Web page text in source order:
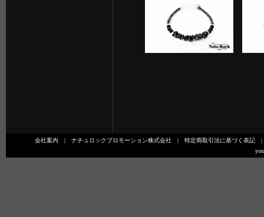
会社案内 ナチュロックプロモーション株式会社 特定商取引法に基づく表記